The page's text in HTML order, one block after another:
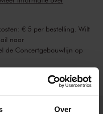
Over
€ 5 per bestelling. Wilt
naar
de Concertgebouwlijn op